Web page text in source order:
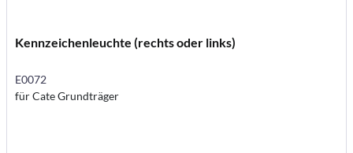
Kennzeichenleuchte (rechts oder links)
E0072
für Cate Grundträger